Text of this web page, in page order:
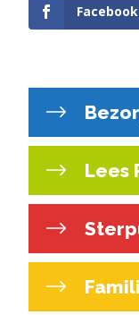
Facebook
Lees